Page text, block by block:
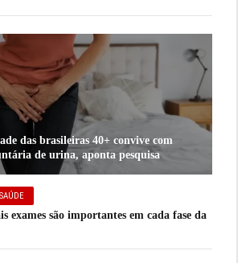
das brasileiras 40+ convive com
de urina, aponta pesquisa
SAÚDE
exames são importantes em cada fase da